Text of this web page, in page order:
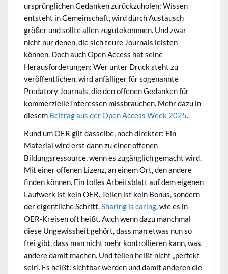
ursprünglichen Gedanken zurückzuholen: Wissen
entsteht in Gemeinschaft, wird durch Austausch
größer und sollte allen zugutekommen. Und zwar
nicht nur denen, die sich teure Journals leisten
können. Doch auch Open Access hat seine
Herausforderungen: Wer unter Druck steht zu
veröffentlichen, wird anfälliger für sogenannte
Predatory Journals, die den offenen Gedanken für
kommerzielle Interessen missbrauchen. Mehr dazu in
diesem Beitrag aus der Open Access Week 2025.
Rund um OER gilt dasselbe, noch direkter: Ein
Material wird erst dann zu einer offenen
Bildungsressource, wenn es zugänglich gemacht wird.
Mit einer offenen Lizenz, an einem Ort, den andere
finden können. Ein tolles Arbeitsblatt auf dem eigenen
Laufwerk ist kein OER. Teilen ist kein Bonus, sondern
der eigentliche Schritt.Sharing is caring, wie es in
OER-Kreisen oft heißt. Auch wenn dazu manchmal
diese Ungewissheit gehört, dass man etwas nun so
frei gibt, dass man nicht mehr kontrollieren kann, was
andere damit machen. Und teilen heißt nicht „perfekt
sein“. Es heißt: sichtbar werden und damit anderen die